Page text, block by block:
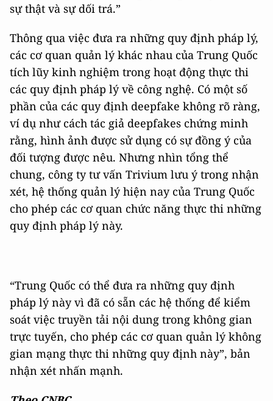
sự thật và sự dối trá.”
Thông qua việc đưa ra những quy định pháp lý,
các cơ quan quản lý khác nhau của Trung Quốc
tích lũy kinh nghiệm trong hoạt động thực thi
các quy định pháp lý về công nghệ. Có một số
phần của các quy định deepfake không rõ ràng,
ví dụ như cách tác giả deepfakes chứng minh
rằng, hình ảnh được sử dụng có sự đồng ý của
đối tượng được nêu. Nhưng nhìn tổng thể
chung, công ty tư vấn Trivium lưu ý trong nhận
xét, hệ thống quản lý hiện nay của Trung Quốc
cho phép các cơ quan chức năng thực thi những
quy định pháp lý này.
“Trung Quốc có thể đưa ra những quy định
pháp lý này vì đã có sẵn các hệ thống để kiểm
soát việc truyền tải nội dung trong không gian
trực tuyến, cho phép các cơ quan quản lý không
gian mạng thực thi những quy định này”, bản
nhận xét nhấn mạnh.